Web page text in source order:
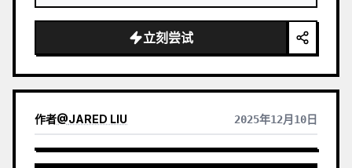
立刻尝试
作者@JARED LIU 2025年12月10日